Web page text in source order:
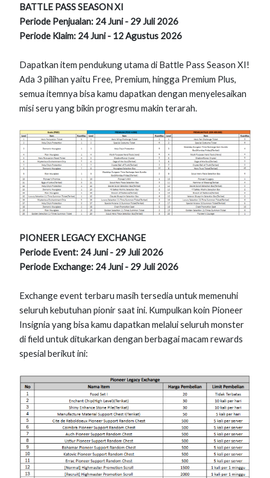
BATTLE PASS SEASON XI
Periode Penjualan: 24 Juni - 29 Juli 2026
Periode Klaim: 24 Juni - 12 Agustus 2026
Dapatkan item pendukung utama di Battle Pass Season XI!
Ada 3 pilihan yaitu Free, Premium, hingga Premium Plus,
semua itemnya bisa kamu dapatkan dengan menyelesaikan
misi seru yang bikin progresmu makin terarah.
PIONEER LEGACY EXCHANGE
Periode Event: 24 Juni - 29 Juli 2026
Periode Exchange: 24 Juni - 29 Juli 2026
Exchange event terbaru masih tersedia untuk memenuhi
seluruh kebutuhan pionir saat ini. Kumpulkan koin Pioneer
Insignia yang bisa kamu dapatkan melalui seluruh monster
di field untuk ditukarkan dengan berbagai macam rewards
spesial berikut ini: